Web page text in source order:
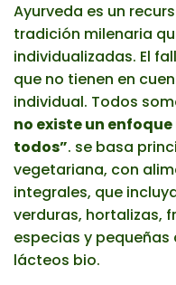
Ayurveda es un
tradición milenaria
individualizadas. El
que no tienen en
individual. Todos
no existe un
todos”. se basa
vegetariana, con
integrales, que
verduras, hortalizas,
especias y
lácteos bio.